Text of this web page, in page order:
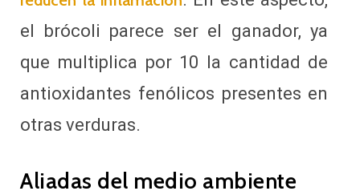
el brócoli parece ser el ganador, ya
que multiplica por 10 la cantidad de
antioxidantes fenólicos presentes en
otras verduras.
Aliadas del medio ambiente